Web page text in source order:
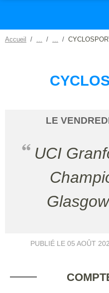
Accueil
LE
UCI Granfondo World
PUBLIÉ LE 05 AOÛT